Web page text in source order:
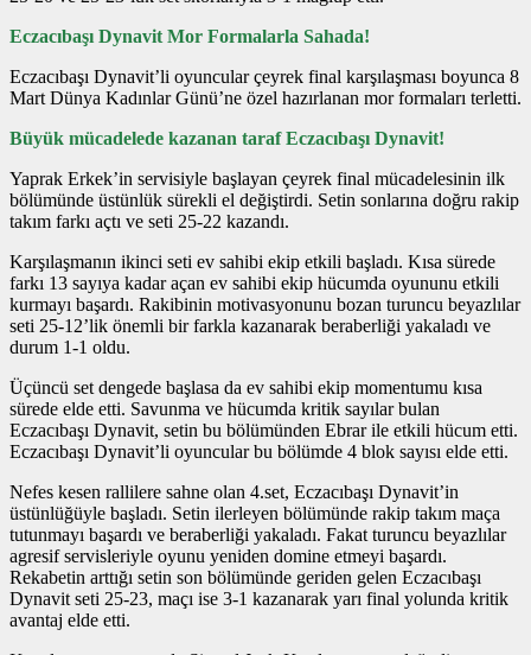
Eczacıbaşı Dynavit Mor Formalarla Sahada!
Eczacıbaşı Dynavit’li oyuncular çeyrek final karşılaşması boyunca 8
Mart Dünya Kadınlar Günü’ne özel hazırlanan mor formaları terletti.
Büyük mücadelede kazanan taraf Eczacıbaşı Dynavit!
Yaprak Erkek’in servisiyle başlayan çeyrek final mücadelesinin ilk
bölümünde üstünlük sürekli el değiştirdi. Setin sonlarına doğru rakip
takım farkı açtı ve seti 25-22 kazandı.
Karşılaşmanın ikinci seti ev sahibi ekip etkili başladı. Kısa sürede
farkı 13 sayıya kadar açan ev sahibi ekip hücumda oyununu etkili
kurmayı başardı. Rakibinin motivasyonunu bozan turuncu beyazlılar
seti 25-12’lik önemli bir farkla kazanarak beraberliği yakaladı ve
durum 1-1 oldu.
Üçüncü set dengede başlasa da ev sahibi ekip momentumu kısa
sürede elde etti. Savunma ve hücumda kritik sayılar bulan
Eczacıbaşı Dynavit, setin bu bölümünden Ebrar ile etkili hücum etti.
Eczacıbaşı Dynavit’li oyuncular bu bölümde 4 blok sayısı elde etti.
Nefes kesen rallilere sahne olan 4.set, Eczacıbaşı Dynavit’in
üstünlüğüyle başladı. Setin ilerleyen bölümünde rakip takım maça
tutunmayı başardı ve beraberliği yakaladı. Fakat turuncu beyazlılar
agresif servisleriyle oyunu yeniden domine etmeyi başardı.
Rekabetin arttığı setin son bölümünde geriden gelen Eczacıbaşı
Dynavit seti 25-23, maçı ise 3-1 kazanarak yarı final yolunda kritik
avantaj elde etti.